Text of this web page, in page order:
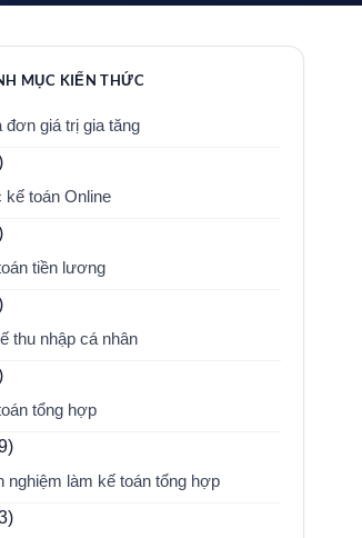
MỤC KIẾN THỨC
đơn giá trị gia tăng
kế toán Online
tiền lương
thu nhập cá nhân
tổng hợp
nghiệm làm kế toán tổng hợp